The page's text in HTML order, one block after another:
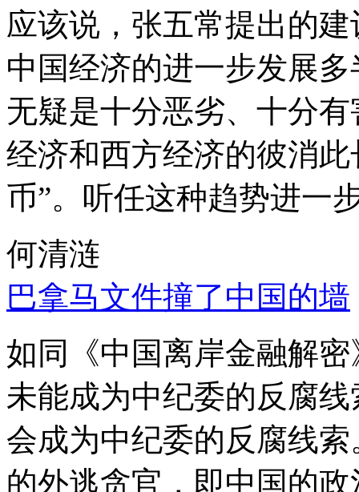
应该说，张五常提出的
中国经济的进一步发展
无疑是十分恶劣、十分
经济和西方经济的彼消
币”。听任这种趋势进一
何清涟
巴拿马文件撞了中国的墙
如同《中国离岸金融解
未能成为中纪委的反腐
会成为中纪委的反腐线
的外逃贪官，即中国的